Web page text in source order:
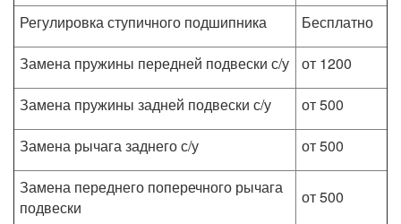
Регулировка ступичного подшипника
Бесплатно
Замена пружины передней подвески с/у
от 1200
Замена пружины задней подвески с/у
от 500
Замена рычага заднего с/у
от 500
Замена переднего поперечного рычага
подвески
от 500